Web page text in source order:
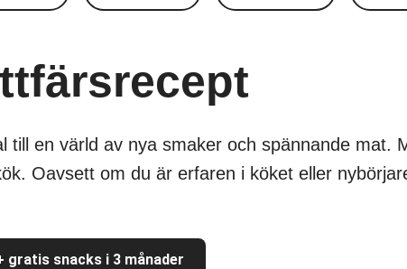
en värld av nya smaker och spännande mat.
Oavsett om du är erfaren i köket eller
gratis snacks i 3 månader